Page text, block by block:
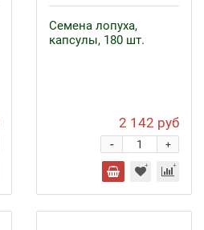
Семена лопуха,
капсулы, 180 шт.
2 142 руб
+
-